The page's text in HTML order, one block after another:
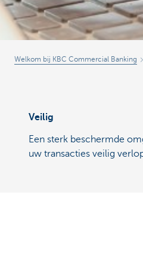
Welkom bij KBC Commercial Banking
Veilig
Een sterk beschermde
uw transacties veilig